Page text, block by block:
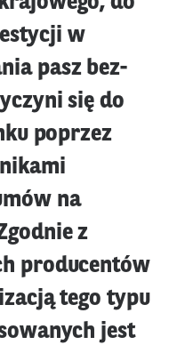
w
pasz bez-
się do
poprzez
na
z
producentów
tego typu
jest